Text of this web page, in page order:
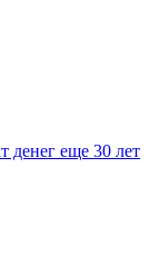
денег еще 30 лет